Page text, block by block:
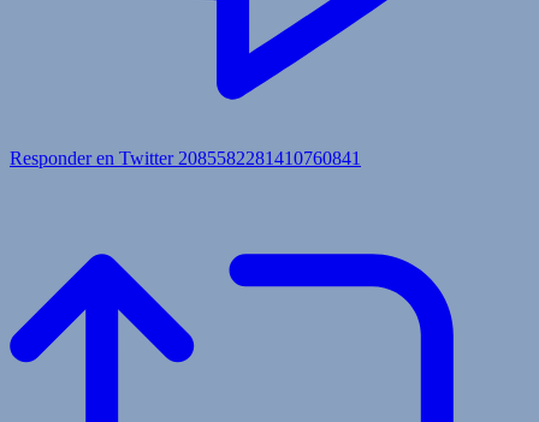
Responder en Twitter 2085582281410760841